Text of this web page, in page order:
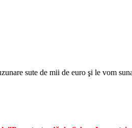
sute de mii de euro şi le vom